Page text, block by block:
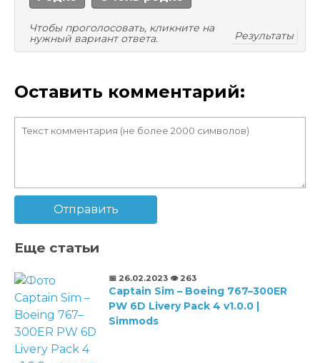
Чтобы проголосовать, кликните на
нужный вариант ответа.
Результаты
Оставить комментарий:
Отправить
Еще статьи
📅 26.02.2023 👁️ 263
Captain Sim – Boeing 767–300ER
PW 6D Livery Pack 4 v1.0.0 |
Simmods